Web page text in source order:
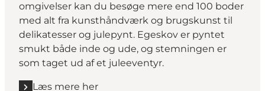
omgivelser kan du besøge mere end 100 boder
med alt fra kunsthåndværk og brugskunst til
delikatesser og julepynt. Egeskov er pyntet
smukt både inde og ude, og stemningen er
som taget ud af et juleeventyr.
Læs mere her